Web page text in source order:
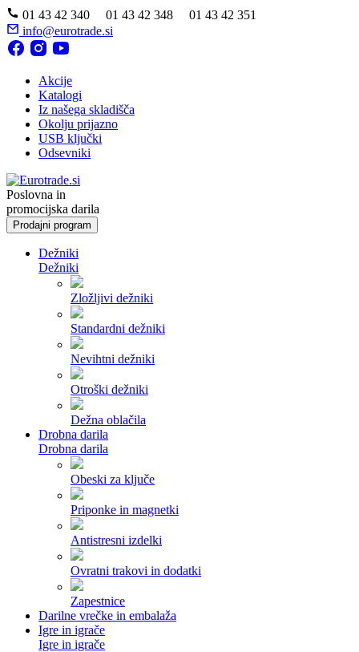
01 43 42 340 01 43 42 348 01 43 42 351
info@eurotrade.si
Akcije
Katalogi
Iz našega skladišča
Okolju prijazno
USB ključki
Odsevniki
Poslovna in
promocijska darila
Prodajni program
Dežniki
Dežniki
Zložljivi dežniki
Standardni dežniki
Nevihtni dežniki
Otroški dežniki
Dežna oblačila
Drobna darila
Drobna darila
Obeski za ključe
Priponke in magnetki
Antistresni izdelki
Ovratni trakovi in dodatki
Zapestnice
Darilne vrečke in embalaža
Igre in igrače
Igre in igrače